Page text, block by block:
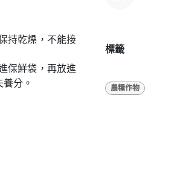
持乾燥，不能接
保鮮袋，再放進
分。
標籤
農糧作物